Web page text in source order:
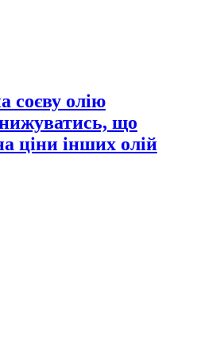
соєву олію
що
ціни інших олій